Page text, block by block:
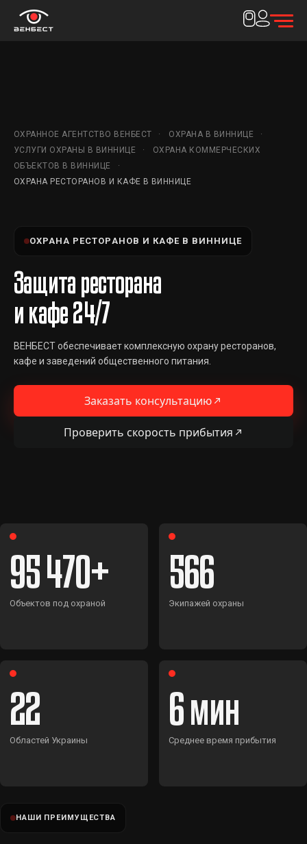
ОХРАННОЕ АГЕНТСТВО ВЕНБЕСТ
ОХРАНА В ВИННИЦЕ
УСЛУГИ ОХРАНЫ В ВИННИЦЕ
ОХРАНА КОММЕРЧЕСКИХ
ОБЪЕКТОВ В ВИННИЦЕ
ОХРАНА РЕСТОРАНОВ И КАФЕ В ВИННИЦЕ
ОХРАНА РЕСТОРАНОВ И КАФЕ В ВИННИЦЕ
Защита ресторана
и кафе 24/7
ВЕНБЕСТ обеспечивает комплексную охрану ресторанов,
кафе и заведений общественного питания.
Заказать консультацию
Проверить скорость прибытия
95 470
Объектов под охраной
566
Экипажей охраны
22
Областей Украины
6
Среднее время прибытия
НАШИ ПРЕИМУЩЕСТВА